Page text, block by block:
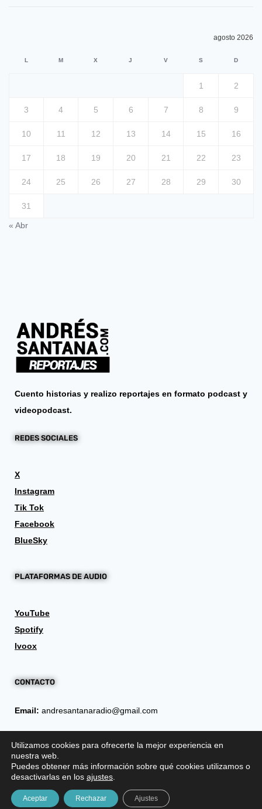
agosto 2026
L M X J V S D
1 2
3 4 5 6 7 8 9
10 11 12 13 14 15 16
17 18 19 20 21 22 23
24 25 26 27 28 29 30
31
« Abr
Cuento historias y realizo reportajes en formato podcast y
videopodcast.
REDES SOCIALES
X
Instagram
Tik Tok
Facebook
BlueSky
PLATAFORMAS DE AUDIO
YouTube
Spotify
Ivoox
CONTACTO
Email: andresantanaradio@gmail.com
© 2025 — Andrés Santana
Utilizamos cookies para ofrecerte la mejor experiencia en
nuestra web.
Puedes obtener más información sobre qué cookies utilizamos o
desactivarlas en los ajustes
Aceptar Rechazar Ajustes